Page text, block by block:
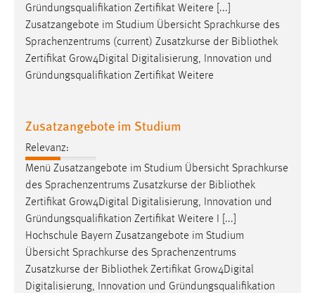
Gründungsqualifikation Zertifikat Weitere [...]
Zusatzangebote im Studium Übersicht Sprachkurse des
Sprachenzentrums (current) Zusatzkurse der Bibliothek
Zertifikat Grow4Digital Digitalisierung, Innovation und
Gründungsqualifikation Zertifikat Weitere
Zusatzangebote im Studium
Relevanz:
Menü Zusatzangebote im Studium Übersicht Sprachkurse
des Sprachenzentrums Zusatzkurse der Bibliothek
Zertifikat Grow4Digital Digitalisierung, Innovation und
Gründungsqualifikation Zertifikat Weitere I [...]
Hochschule Bayern Zusatzangebote im Studium
Übersicht Sprachkurse des Sprachenzentrums
Zusatzkurse der Bibliothek Zertifikat Grow4Digital
Digitalisierung, Innovation und Gründungsqualifikation